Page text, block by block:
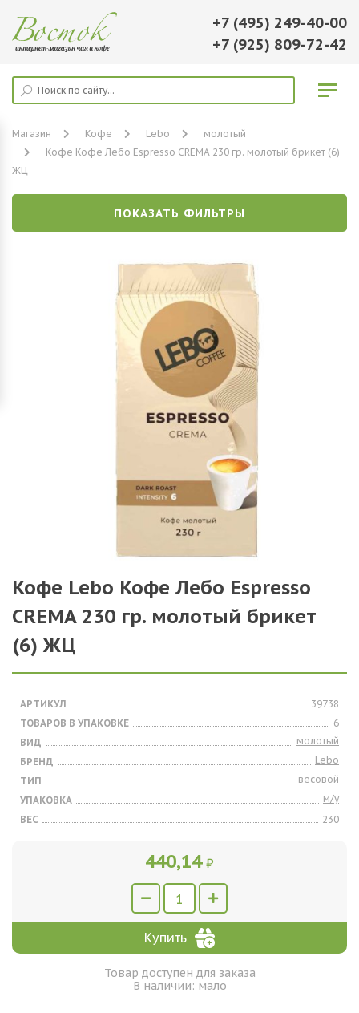
+7 (495) 249-40-00
+7 (925) 809-72-42
Магазин Кофе Lebo
молотый
Кофе Кофе Лебо Espresso CREMA 230 гр. молотый брикет (6)
ЖЦ
ПОКАЗАТЬ ФИЛЬТРЫ
Кофе Lebo Кофе Лебо Espresso
CREMA 230 гр. молотый брикет
(6) ЖЦ
АРТИКУЛ
39738
ТОВАРОВ В УПАКОВКЕ
6
ВИД
молотый
БРЕНД
Lebo
ТИП
весовой
УПАКОВКА
м/у
ВЕС
230
440,14 ₽
Купить
Товар доступен для заказа
В наличии: мало